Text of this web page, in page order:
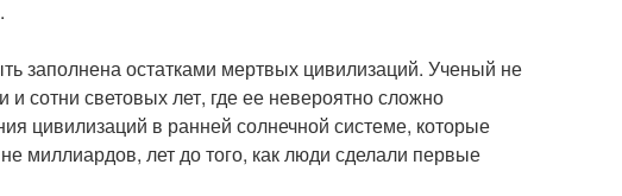
заполнена остатками мертвых цивилизаций. Ученый не
сотни световых лет, где ее невероятно сложно
цивилизаций в ранней солнечной системе, которые
миллиардов, лет до того, как люди сделали первые